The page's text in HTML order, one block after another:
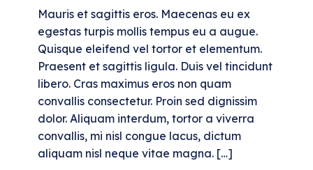
Mauris et sagittis eros. Maecenas eu ex
egestas turpis mollis tempus eu a augue.
Quisque eleifend vel tortor et elementum.
Praesent et sagittis ligula. Duis vel tincidunt
libero. Cras maximus eros non quam
convallis consectetur. Proin sed dignissim
dolor. Aliquam interdum, tortor a viverra
convallis, mi nisl congue lacus, dictum
aliquam nisl neque vitae magna. […]